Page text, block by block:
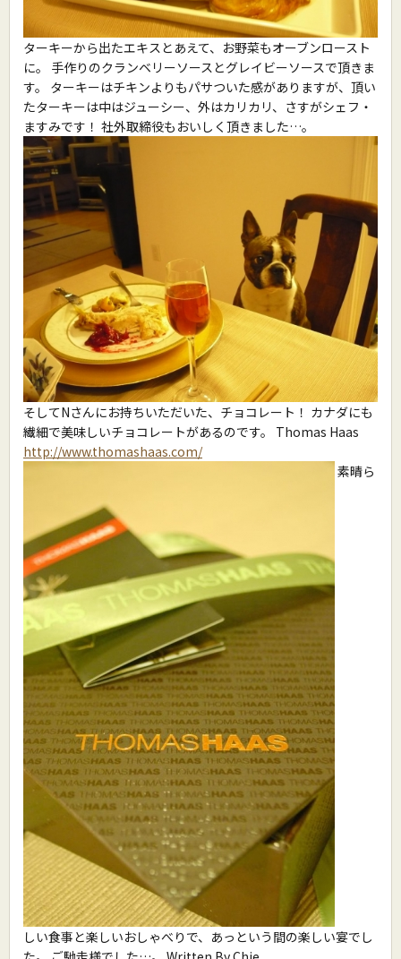
ターキーから出たエキスとあえて、お野菜もオーブンロースト
に。 手作りのクランベリーソースとグレイビーソースで頂きま
す。 ターキーはチキンよりもパサついた感がありますが、頂い
たターキーは中はジューシー、外はカリカリ、さすがシェフ・
ますみです！ 社外取締役もおいしく頂きました…。
そしてNさんにお持ちいただいた、チョコレート！ カナダにも
繊細で美味しいチョコレートがあるのです。 Thomas Haas
http://www.thomashaas.com/
素晴ら
しい食事と楽しいおしゃべりで、あっという間の楽しい宴でし